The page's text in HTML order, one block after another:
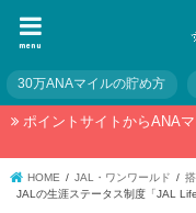
menu
30万ANAマイルの貯め方
ポイントサイトからANA
HOME JAL・ワンワールド
JALの生涯ステータス制度「JAL